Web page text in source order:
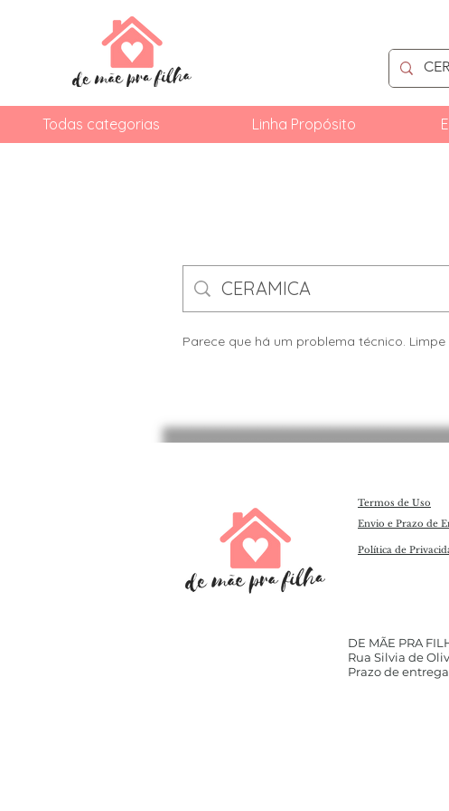
Todas categorias Linha Propósito
Parece que há um problema técnico.
Termos de Uso
Envio e Prazo de
Política de
​DE MÃE PRA
Rua Silvia de
Prazo de